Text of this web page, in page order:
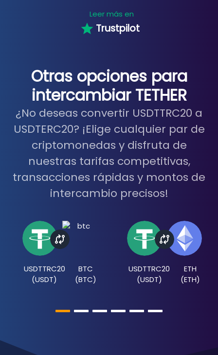
Leer más en
Trustpilot
Otras opciones para
intercambiar TETHER
¿No deseas convertir USDTTRC20 a
USDTERC20? ¡Elige cualquier par de
criptomonedas y disfruta de
nuestras tarifas competitivas,
transacciones rápidas y montos de
intercambio precisos!
USDTTRC20
(USDT)
BTC
(BTC)
USDTTRC20
(USDT)
ETH
(ETH)